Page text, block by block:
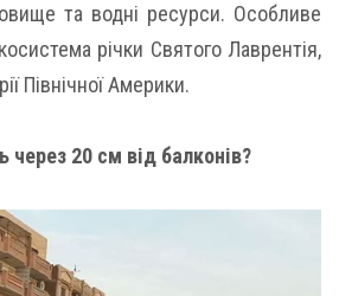
та водні ресурси. Особливе
річки Святого Лаврентія,
Північної Америки.
20 см від балконів?